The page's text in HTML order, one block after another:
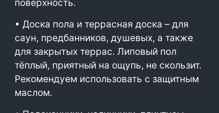
поверхность.
• Доска пола и террасная доска – для
саун, предбанников, душевых, а также
для закрытых террас. Липовый пол
тёплый, приятный на ощупь, не скользит.
Рекомендуем использовать с защитным
маслом.